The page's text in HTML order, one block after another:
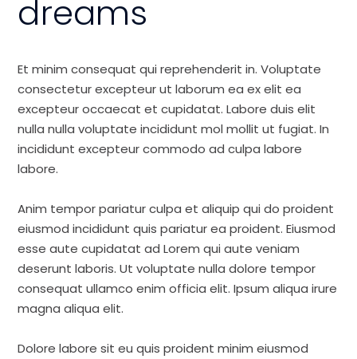
dreams
Et minim consequat qui reprehenderit in. Voluptate
consectetur excepteur ut laborum ea ex elit ea
excepteur occaecat et cupidatat. Labore duis elit
nulla nulla voluptate incididunt mol mollit ut fugiat. In
incididunt excepteur commodo ad culpa labore
labore.
Anim tempor pariatur culpa et aliquip qui do proident
eiusmod incididunt quis pariatur ea proident. Eiusmod
esse aute cupidatat ad Lorem qui aute veniam
deserunt laboris. Ut voluptate nulla dolore tempor
consequat ullamco enim officia elit. Ipsum aliqua irure
magna aliqua elit.
Dolore labore sit eu quis proident minim eiusmod